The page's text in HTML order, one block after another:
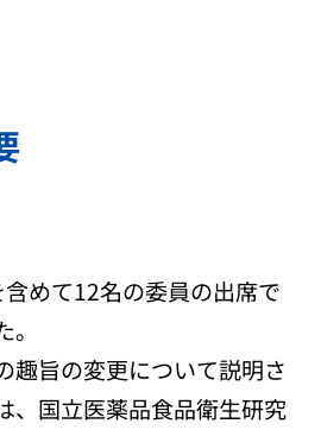
めて12名の委員の出席で
趣旨の変更について説明さ
、国立医薬品食品衛生研究